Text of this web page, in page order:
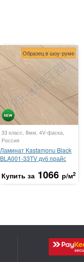
Образец в шоу-руме
33 класс, 8мм, 4V-фаска,
Россия
Ламинат Kastamonu Black
BLA001-33TV дуб прайс
Купить за 1066 р/м2